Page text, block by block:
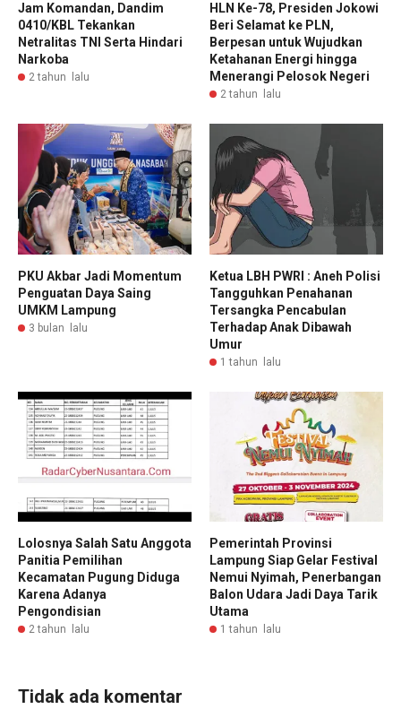
Jam Komandan, Dandim
0410/KBL Tekankan
Netralitas TNI Serta Hindari
Narkoba
2 tahun lalu
HLN Ke-78, Presiden Jokowi
Beri Selamat ke PLN,
Berpesan untuk Wujudkan
Ketahanan Energi hingga
Menerangi Pelosok Negeri
2 tahun lalu
PKU Akbar Jadi Momentum
Penguatan Daya Saing
UMKM Lampung
3 bulan lalu
Ketua LBH PWRI : Aneh Polisi
Tangguhkan Penahanan
Tersangka Pencabulan
Terhadap Anak Dibawah
Umur
1 tahun lalu
Lolosnya Salah Satu Anggota
Panitia Pemilihan
Kecamatan Pugung Diduga
Karena Adanya
Pengondisian
2 tahun lalu
Pemerintah Provinsi
Lampung Siap Gelar Festival
Nemui Nyimah, Penerbangan
Balon Udara Jadi Daya Tarik
Utama
1 tahun lalu
Tidak ada komentar